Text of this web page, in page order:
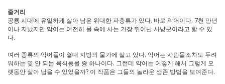
줄거리
공룡 시대에 유일하게 살아 남은 위대한 파충류가 있다. 바로 악어이다. 7천 만년
이나 지났지만 악어는 여전히 물 속에 사는 가장 뛰어난 사냥꾼이라고 할 수 있
다.
여러 종류의 악어들이 열대 지방의 물가에 살고 있다. 악어는 사람들조차도 두려
워하는 몇 안 되는 육식동물 중 하나이다. 그런데 악어는 어떻게 해서 그렇게 오
랫동안 살아 남을 수 있었을까? 이 작품은 그들의 놀라운 생존 방법을 보여준다.